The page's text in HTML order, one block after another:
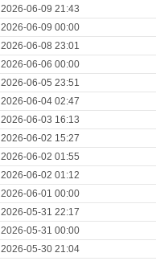
2026-06-09 21:43
2026-06-09 00:00
2026-06-08 23:01
2026-06-06 00:00
2026-06-05 23:51
2026-06-04 02:47
2026-06-03 16:13
2026-06-02 15:27
2026-06-02 01:55
2026-06-02 01:12
2026-06-01 00:00
2026-05-31 22:17
2026-05-31 00:00
2026-05-30 21:04